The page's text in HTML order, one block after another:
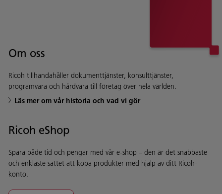
Om oss
Ricoh tillhandahåller dokumenttjänster, konsulttjänster,
programvara och hårdvara till företag över hela världen.
Läs mer om vår historia och vad vi gör
Ricoh eShop
Spara både tid och pengar med vår e-shop – den är det snabbaste
och enklaste sättet att köpa produkter med hjälp av ditt Ricoh-
konto.